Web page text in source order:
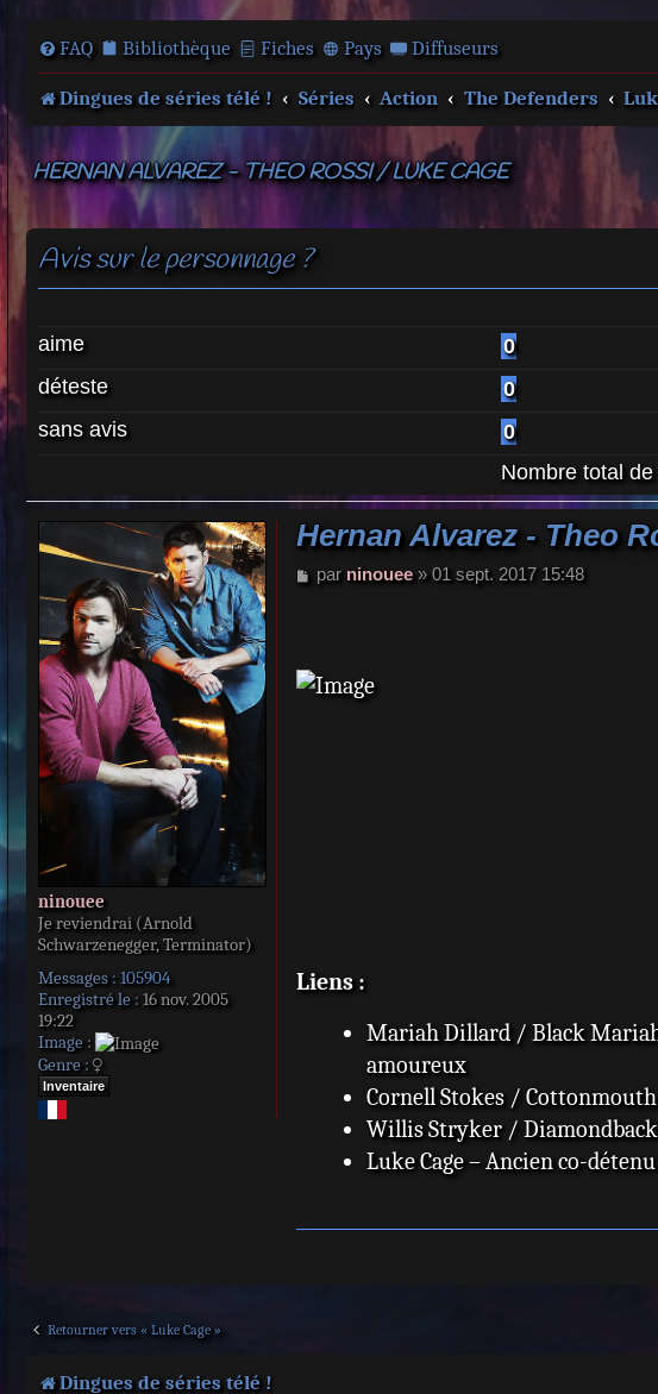
FAQ Bibliothèque Fiches Pays Diffuseurs
Dingues de séries télé ! Séries Action The Defenders
HERNAN ALVAREZ - THEO ROSSI / LUKE CAGE
Avis sur le personnage ?
aime 0
déteste
0
sans avis
0
Nombre total
ninouee
Je reviendrai (Arnold
Schwarzenegger, Terminator)
Messages : 105904
Enregistré le : 16 nov. 2005
19:22
Image :
Genre :
Inventaire
Hernan Alvarez - Theo
M
g
e
par ninouee» 01 sept. 2017 15:48
Liens :
Mariah Dillard / Black
amoureux
Cornell Stokes /
Willis Stryker /
Luke Cage – Ancien co-détenu
Retourner vers « Luke Cage »
Dingues de séries télé !